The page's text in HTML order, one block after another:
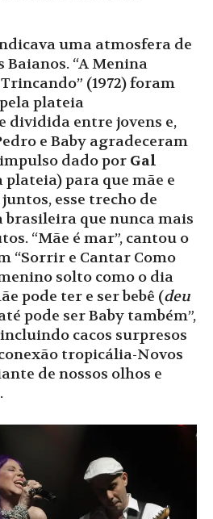
uma atmosfera de
Baianos. “A Menina
(1972) foram
plateia
dividida entre jovens e,
e Baby agradeceram
dado por Gal
plateia) para que mãe e
esse trecho de
que nunca mais
“Mãe é mar”, cantou o
“Sorrir e Cantar Como
menino solto como o dia
pode ter e ser bebê (deu
pode ser Baby também”,
cacos surpresos
tropicália-Novos
de nossos olhos e